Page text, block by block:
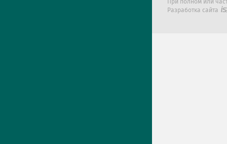
При полном или
Разработка сайта